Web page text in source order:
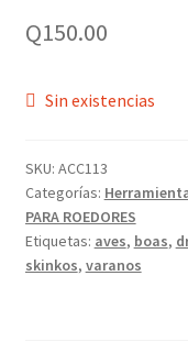
Q150.00
Sin existencias
SKU: ACC113
Categorías:
PARA ROEDORES
Etiquetas: aves, boas,
skinkos, varanos